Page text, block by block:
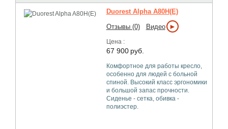
Duorest Alpha A80H(E)
Отзывы (0)
Видео ►
Цена :
67 900 руб.
Комфортное для работы кресло,
особенно для людей с больной
спиной. Высокий класс эргономики
и большой запас прочности.
Сиденье - сетка, обивка -
полиэстер.